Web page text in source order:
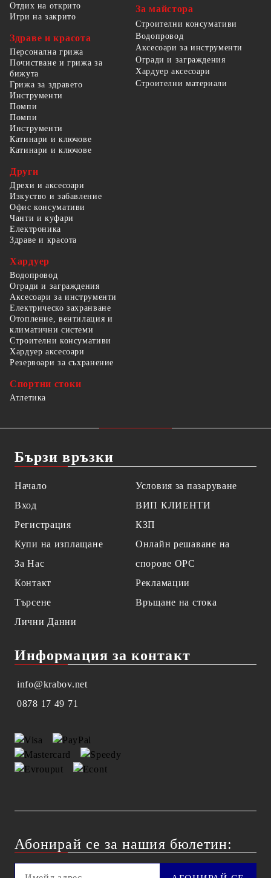
Отдих на открито
Игри на закрито
Здраве и красота
Персонална грижа
Почистване и грижа за
бижута
Грижа за здравето
За майстора
Строителни консумативи
Водопровод
Аксесоари за инструменти
Огради и заграждения
Хардуер аксесоари
Строителни материали
Инструменти
Помпи
Помпи
Инструменти
Катинари и ключове
Катинари и ключове
Други
Дрехи и аксесоари
Изкуство и забавление
Офис консумативи
Чанти и куфари
Електроника
Здраве и красота
Хардуер
Водопровод
Огради и заграждения
Аксесоари за инструменти
Електрическо захранване
Отопление, вентилация и
климатични системи
Строителни консумативи
Хардуер аксесоари
Резервоари за съхранение
Спортни стоки
Атлетика
Бързи връзки
Начало
Вход
Регистрация
Купи на изплащане
За Нас
Контакт
Търсене
Лични Данни
Условия за пазаруване
ВИП КЛИЕНТИ
КЗП
Онлайн решаване на
спорове OPC
Рекламации
Връщане на стока
Информация за контакт
info@krabov.net
0878 17 49 71
Абонирай се за нашия бюлетин: